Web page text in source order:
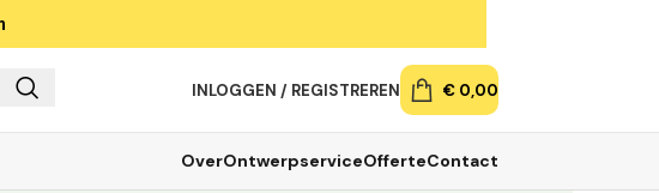
INLOGGEN / REGISTREREN € 0,00
OverOntwerpserviceOfferteContact